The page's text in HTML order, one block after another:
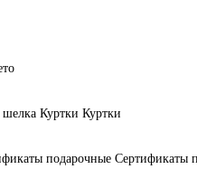
шелка Куртки Куртки
подарочные Сертификаты